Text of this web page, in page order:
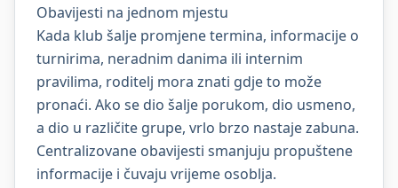
Obavijesti na jednom mjestu
Kada klub šalje promjene termina, informacije o
turnirima, neradnim danima ili internim
pravilima, roditelj mora znati gdje to može
pronaći. Ako se dio šalje porukom, dio usmeno,
a dio u različite grupe, vrlo brzo nastaje zabuna.
Centralizovane obavijesti smanjuju propuštene
informacije i čuvaju vrijeme osoblja.